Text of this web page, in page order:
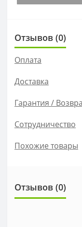
Отзывов (0)
Оплата
Доставка
Гарантия /
Сотрудничество
Похожие товары
Отзывов (0)